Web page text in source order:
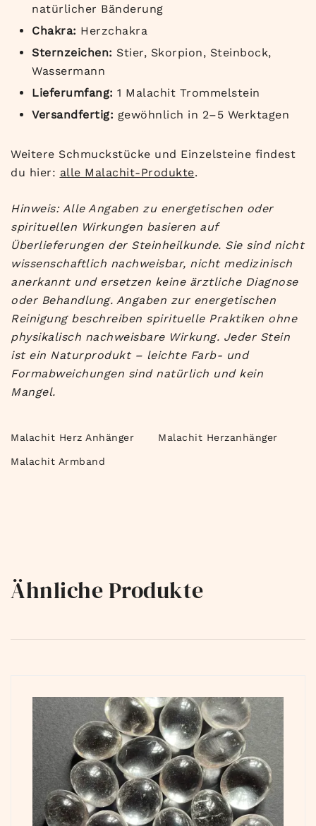
natürlicher Bänderung
Chakra: Herzchakra
Sternzeichen: Stier, Skorpion, Steinbock,
Wassermann
Lieferumfang: 1 Malachit Trommelstein
Versandfertig: gewöhnlich in 2–5 Werktagen
Weitere Schmuckstücke und Einzelsteine findest
du hier: alle Malachit-Produkte.
Hinweis: Alle Angaben zu energetischen oder
spirituellen Wirkungen basieren auf
Überlieferungen der Steinheilkunde. Sie sind nicht
wissenschaftlich nachweisbar, nicht medizinisch
anerkannt und ersetzen keine ärztliche Diagnose
oder Behandlung. Angaben zur energetischen
Reinigung beschreiben spirituelle Praktiken ohne
physikalisch nachweisbare Wirkung. Jeder Stein
ist ein Naturprodukt – leichte Farb- und
Formabweichungen sind natürlich und kein
Mangel.
Malachit Herz Anhänger Malachit Herzanhänger
Malachit Armband
Ähnliche Produkte